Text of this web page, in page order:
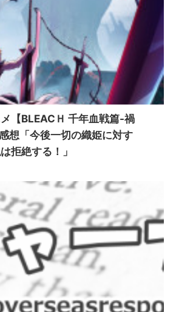
【BLEACＨ 千年血戦篇-禍
想「今後一切の織姫に対す
拒絶する！」